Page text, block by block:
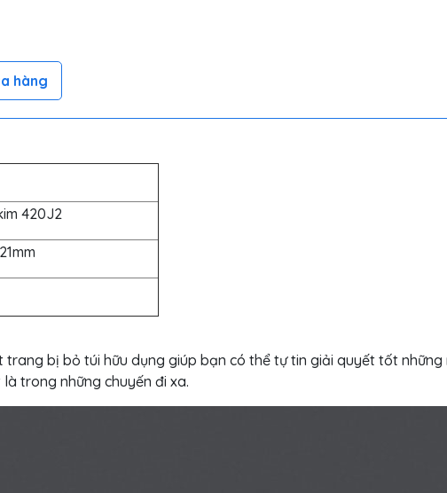
hàng
420J2
trang bị bỏ túi hữu dụng giúp bạn có thể tự tin giải quyết tốt những
trong những chuyến đi xa.